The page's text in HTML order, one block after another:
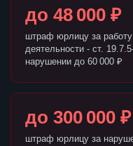
до 48 000 ₽
штраф юрлицу за
деятельности - ст.
нарушении до 60 000 ₽
до 300 000 ₽
штраф юрлицу за